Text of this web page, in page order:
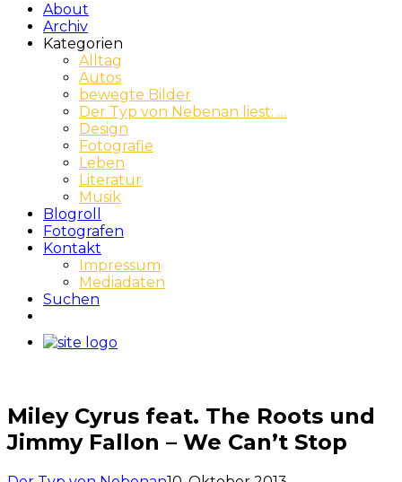
About
Archiv
Kategorien
Alltag
Autos
bewegte Bilder
Der Typ von Nebenan liest: …
Design
Fotografie
Leben
Literatur
Musik
Blogroll
Fotografen
Kontakt
Impressum
Mediadaten
Suchen
Miley Cyrus feat. The Roots und
Jimmy Fallon – We Can’t Stop